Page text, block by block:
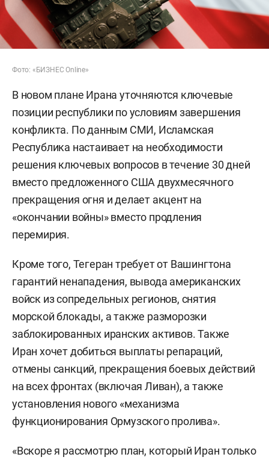
Фото: «БИЗНЕС Online»
В новом плане Ирана уточняются ключевые
позиции республики по условиям завершения
конфликта. По данным СМИ, Исламская
Республика настаивает на необходимости
решения ключевых вопросов в течение 30 дней
вместо предложенного США двухмесячного
прекращения огня и делает акцент на
«окончании войны» вместо продления
перемирия.
Кроме того, Тегеран требует от Вашингтона
гарантий ненападения, вывода американских
войск из сопредельных регионов, снятия
морской блокады, а также разморозки
заблокированных иранских активов. Также
Иран хочет добиться выплаты репараций,
отмены санкций, прекращения боевых действий
на всех фронтах (включая Ливан), а также
установления нового «механизма
функционирования Ормузского пролива».
«Вскоре я рассмотрю план, который Иран только